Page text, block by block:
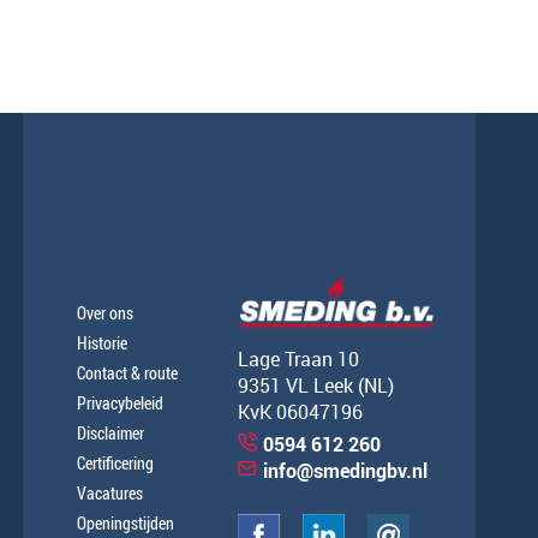
Over ons
Historie
Contact & route
Privacybeleid
Disclaimer
Certificering
Vacatures
Openingstijden
Lage Traan 10
9351 VL Leek (NL)
KvK 06047196
0594 612 260
info@smedingbv.nl